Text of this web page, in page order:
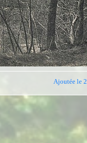
Ajoutée le